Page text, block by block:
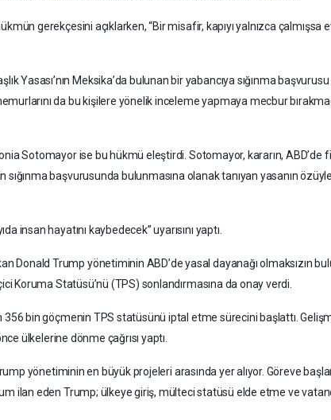
gerekçesini açıklarken, “Bir misafir, kapıyı yalnızca çalmışsa
Yasası’nın Meksika’da bulunan bir yabancıya sığınma başvurusu
da bu kişilere yönelik inceleme yapmaya mecbur
Sotomayor ise bu hükmü eleştirdi. Sotomayor, kararın, ABD’de
başvurusunda bulunmasına olanak tanıyan yasanın özüyle
insan hayatını kaybedecek” uyarısını yaptı.
Donald Trump yönetiminin ABD’de yasal dayanağı olmaksızın
Koruma Statüsü’nü (TPS) sonlandırmasına da onay verdi.
bin göçmenin TPS statüsünü iptal etme sürecini başlattı.
ülkelerine dönme çağrısı yaptı.
yönetiminin en büyük projeleri arasında yer alıyor. Göreve
ilan eden Trump; ülkeye giriş, mülteci statüsü elde etme ve